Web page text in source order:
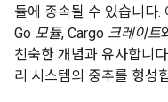
듈에 종속될 수 있습니다.
Go 모듈, Cargo 크레이트
친숙한 개념과 유사합니
리 시스템의 중추를 형성